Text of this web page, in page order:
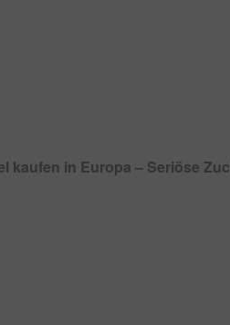
kaufen in Europa – Seriöse